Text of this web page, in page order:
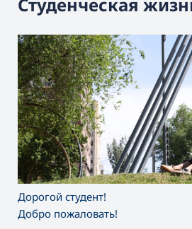
Студенческая
Дорогой студент!
Добро пожаловать!